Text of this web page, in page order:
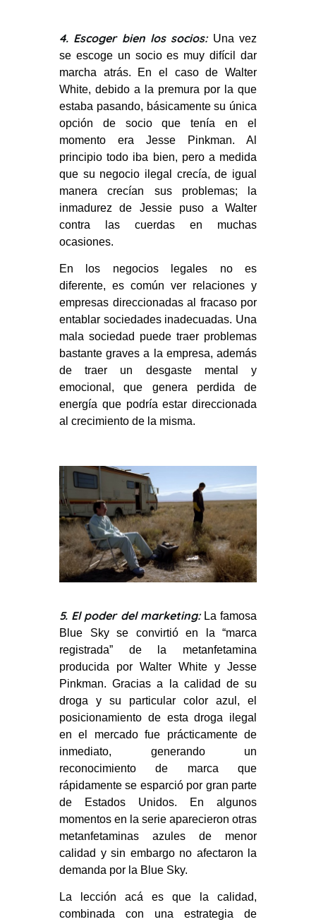
4. Escoger bien los socios: Una vez
se escoge un socio es muy difícil dar
marcha atrás. En el caso de Walter
White, debido a la premura por la que
estaba pasando, básicamente su única
opción de socio que tenía en el
momento era Jesse Pinkman. Al
principio todo iba bien, pero a medida
que su negocio ilegal crecía, de igual
manera crecían sus problemas; la
inmadurez de Jessie puso a Walter
contra las cuerdas en muchas
ocasiones.
En los negocios legales no es
diferente, es común ver relaciones y
empresas direccionadas al fracaso por
entablar sociedades inadecuadas. Una
mala sociedad puede traer problemas
bastante graves a la empresa, además
de traer un desgaste mental y
emocional, que genera perdida de
energía que podría estar direccionada
al crecimiento de la misma.
5. El poder del marketing:La famosa
Blue Sky se convirtió en la “marca
registrada” de la metanfetamina
producida por Walter White y Jesse
Pinkman. Gracias a la calidad de su
droga y su particular color azul, el
posicionamiento de esta droga ilegal
en el mercado fue prácticamente de
inmediato, generando un
reconocimiento de marca que
rápidamente se esparció por gran parte
de Estados Unidos. En algunos
momentos en la serie aparecieron otras
metanfetaminas azules de menor
calidad y sin embargo no afectaron la
demanda por la Blue Sky.
La lección acá es que la calidad,
combinada con una estrategia de